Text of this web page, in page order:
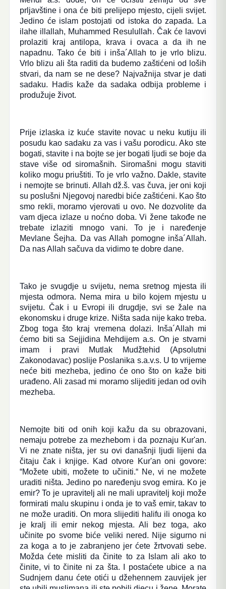
prljavštine i ona će biti prelijepo mjesto, cijeli svijet.
Jedino će islam postojati od istoka do zapada. La
ilahe illallah, Muhammed Resulullah. Čak će lavovi
prolaziti kraj antilopa, krava i ovaca a da ih ne
napadnu. Tako će biti i inša´Allah to je vrlo blizu.
Vrlo blizu ali šta raditi da budemo zaštićeni od loših
stvari, da nam se ne dese? Najvažnija stvar je dati
sadaku. Hadis kaže da sadaka odbija probleme i
produžuje život.
Prije izlaska iz kuće stavite novac u neku kutiju ili
posudu kao sadaku za vas i vašu porodicu. Ako ste
bogati, stavite i na bojte se jer bogati ljudi se boje da
stave više od siromašnih. Siromašni mogu staviti
koliko mogu priuštiti. To je vrlo važno. Dakle, stavite
i nemojte se brinuti. Allah dž.š. vas čuva, jer oni koji
su poslušni Njegovoj naredbi biće zaštićeni. Kao što
smo rekli, moramo vjerovati u ovo. Ne dozvolite da
vam djeca izlaze u noćno doba. Vi žene takođe ne
trebate izlaziti mnogo vani. To je i naređenje
Mevlane Šejha. Da vas Allah pomogne inša´Allah.
Da nas Allah sačuva da vidimo te dobre dane.
Tako je svugdje u svijetu, nema sretnog mjesta ili
mjesta odmora. Nema mira u bilo kojem mjestu u
svijetu. Čak i u Evropi ili drugdje, svi se žale na
ekonomsku i druge krize. Ništa sada nije kako treba.
Zbog toga što kraj vremena dolazi. Inša´Allah mi
ćemo biti sa Sejjidina Mehdijem a.s. On je stvarni
imam i pravi Mutlak Mudžtehid (Apsolutni
Zakonodavac) poslije Poslanika s.a.v.s. U to vrijeme
neće biti mezheba, jedino će ono što on kaže biti
urađeno. Ali zasad mi moramo slijediti jedan od ovih
mezheba.
Nemojte biti od onih koji kažu da su obrazovani,
nemaju potrebe za mezhebom i da poznaju Kur'an.
Vi ne znate ništa, jer su ovi današnji ljudi lijeni da
čitaju čak i knjige. Kad otvore Kur'an oni govore:
“Možete ubiti, možete to učiniti.“ Ne, vi ne možete
uraditi ništa. Jedino po naređenju svog emira. Ko je
emir? To je upravitelj ali ne mali upravitelj koji može
formirati malu skupinu i onda je to vaš emir, takav to
ne može uraditi. On mora slijediti halifu ili onoga ko
je kralj ili emir nekog mjesta. Ali bez toga, ako
učinite po svome biće veliki nered. Nije sigurno ni
za koga a to je zabranjeno jer ćete žrtvovati sebe.
Možda ćete misliti da činite to za Islam ali ako to
činite, vi to činite ni za šta. I postaćete ubice a na
Sudnjem danu ćete otići u džehennem zauvijek jer